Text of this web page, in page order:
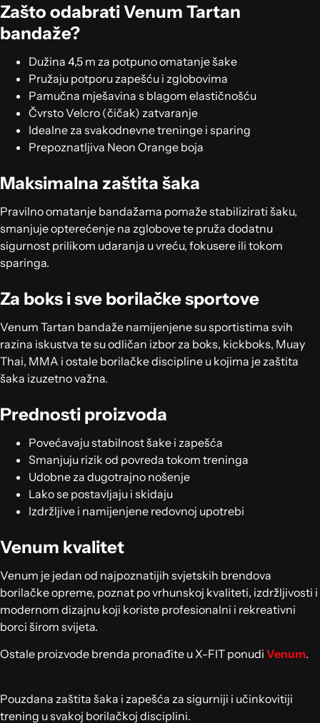
Zašto odabrati Venum Tartan
bandaže?
Dužina 4,5 m za potpuno omatanje šake
Pružaju potporu zapešću i zglobovima
Pamučna mješavina s blagom elastičnošću
Čvrsto Velcro (čičak) zatvaranje
Idealne za svakodnevne treninge i sparing
Prepoznatljiva Neon Orange boja
Maksimalna zaštita šaka
Pravilno omatanje bandažama pomaže stabilizirati šaku,
smanjuje opterećenje na zglobove te pruža dodatnu
sigurnost prilikom udaranja u vreću, fokusere ili tokom
sparinga.
Za boks i sve borilačke sportove
Venum Tartan bandaže namijenjene su sportistima svih
razina iskustva te su odličan izbor za boks, kickboks, Muay
Thai, MMA i ostale borilačke discipline u kojima je zaštita
šaka izuzetno važna.
Prednosti proizvoda
Povećavaju stabilnost šake i zapešća
Smanjuju rizik od povreda tokom treninga
Udobne za dugotrajno nošenje
Lako se postavljaju i skidaju
Izdržljive i namijenjene redovnoj upotrebi
Venum kvalitet
Venum je jedan od najpoznatijih svjetskih brendova
borilačke opreme, poznat po vrhunskoj kvaliteti, izdržljivosti i
modernom dizajnu koji koriste profesionalni i rekreativni
borci širom svijeta.
Ostale proizvode brenda pronađite u X-FIT ponudi Venum.
Pouzdana zaštita šaka i zapešća za sigurniji i učinkovitiji
trening u svakoj borilačkoj disciplini.